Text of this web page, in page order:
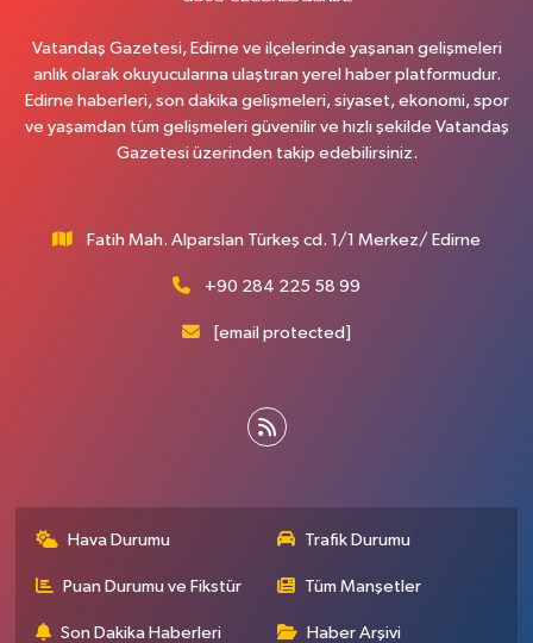
Vatandaş Gazetesi, Edirne ve ilçelerinde yaşanan gelişmeleri
anlık olarak okuyucularına ulaştıran yerel haber platformudur.
Edirne haberleri, son dakika gelişmeleri, siyaset, ekonomi, spor
ve yaşamdan tüm gelişmeleri güvenilir ve hızlı şekilde Vatandaş
Gazetesi üzerinden takip edebilirsiniz.
Fatih Mah. Alparslan Türkeş cd. 1/1 Merkez/ Edirne
+90 284 225 58 99
[email protected]
Hava Durumu Trafik Durumu
Puan Durumu ve Fikstür Tüm Manşetler
Son Dakika Haberleri Haber Arşivi